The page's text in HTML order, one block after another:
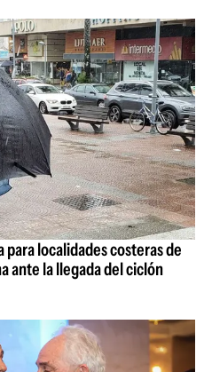
localidades costeras de
ante la llegada del ciclón